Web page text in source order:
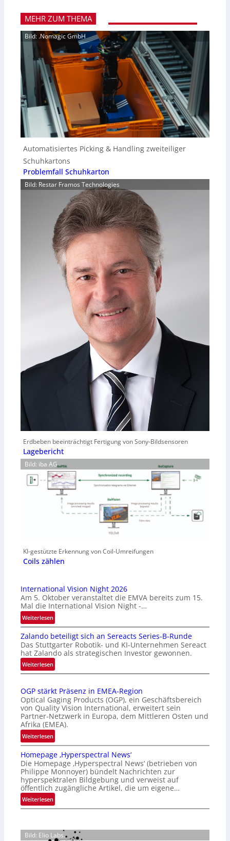
MEHR ZUM THEMA
Bild: .Nomagic GmbH
Automatisiertes Picking & Handling zweiteiliger
Schuhkartons
Problemfall Schuhkarton
Bild: Restar Framos Technologies
Erdbeben beeinträchtigt Fertigung von Sony-Bildsensoren
Lagebericht
Bild: iba AG
KI-gestützte Erkennung von Coil-Umreifungen
Coils zählen
International Vision Night 2026
Am 5. Oktober veranstaltet die EMVA bereits zum 15.
Mal die International Vision Night -…
Weiterlesen:
I
n
t
e
r
n
t
i
o
n
l
V
i
s
i
o
n
g
Zalando beteiligt sich an Sereacts Series-B-Runde
Das Stuttgarter Robotik- und KI-Unternehmen Sereact
hat Zalando als strategischen Investor gewonnen.
Weiterlesen:
Z
l
a
n
d
o
b
e
t
e
i
i
g
s
i
OGP stärkt Präsenz in EMEA-Region
Optical Gaging Products (OGP), ein Geschäftsbereich
von Quality Vision International, erweitert sein
Partner-Netzwerk in Europa, dem Mittleren Osten und
Afrika (EMEA).
Weiterlesen:
O
G
P
s
t
ä
r
P
Homepage ‚Hyperspectral News‘
Die Homepage ‚Hyperspectral News‘ (betrieben von
Philippe Monnoyer) bündelt Nachrichten zur
hyperspektralen Bildgebung und verweist auf
öffentlich zugängliche Artikel, die um eigene…
Weiterlesen:
H
m
e
Bild: Elio Labs.